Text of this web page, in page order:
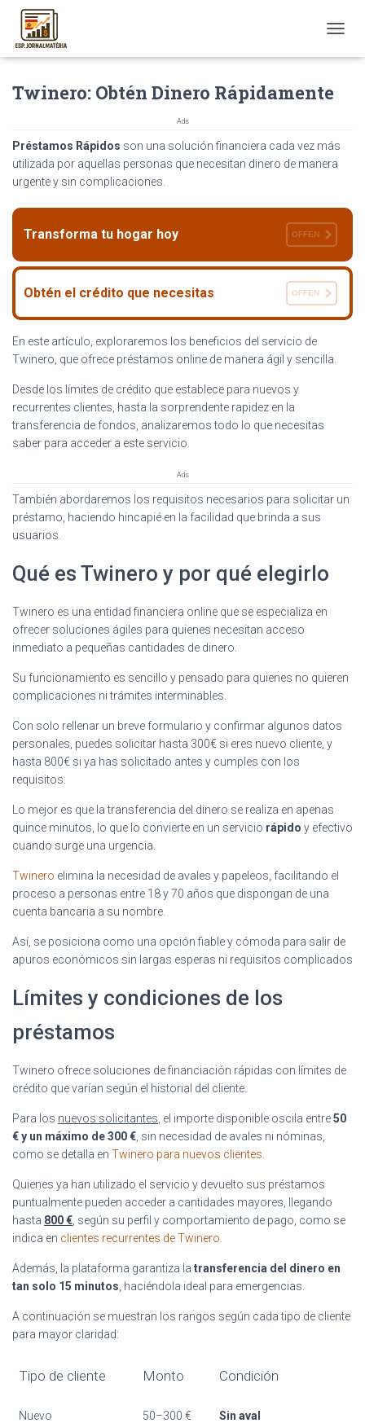
O
A
V
A
T
I
N
Twinero: Obtén Dinero Rápidamente
Ads
Préstamos Rápidos son una solución financiera cada vez más
utilizada por aquellas personas que necesitan dinero de manera
urgente y sin complicaciones.
Transforma tu hogar hoy OFFEN
Obtén el crédito que necesitas OFFEN
En este artículo, exploraremos los beneficios del servicio de
Twinero, que ofrece préstamos online de manera ágil y sencilla.
Desde los límites de crédito que establece para nuevos y
recurrentes clientes, hasta la sorprendente rapidez en la
transferencia de fondos, analizaremos todo lo que necesitas
saber para acceder a este servicio.
Ads
También abordaremos los requisitos necesarios para solicitar un
préstamo, haciendo hincapié en la facilidad que brinda a sus
usuarios.
Qué es Twinero y por qué elegirlo
Twinero es una entidad financiera online que se especializa en
ofrecer soluciones ágiles para quienes necesitan acceso
inmediato a pequeñas cantidades de dinero.
Su funcionamiento es sencillo y pensado para quienes no quieren
complicaciones ni trámites interminables.
Con solo rellenar un breve formulario y confirmar algunos datos
personales, puedes solicitar hasta 300€ si eres nuevo cliente, y
hasta 800€ si ya has solicitado antes y cumples con los
requisitos.
Lo mejor es que la transferencia del dinero se realiza en apenas
quince minutos, lo que lo convierte en un servicio rápido y efectivo
cuando surge una urgencia.
Twinero elimina la necesidad de avales y papeleos, facilitando el
proceso a personas entre 18 y 70 años que dispongan de una
cuenta bancaria a su nombre.
Así, se posiciona como una opción fiable y cómoda para salir de
apuros económicos sin largas esperas ni requisitos complicados
Límites y condiciones de los
préstamos
Twinero ofrece soluciones de financiación rápidas con límites de
crédito que varían según el historial del cliente.
Para los nuevos solicitantes , el importe disponible oscila entre50
€ y un máximo de 300 € , sin necesidad de avales ni nóminas,
como se detalla en Twinero para nuevos clientes
Quienes ya han utilizado el servicio y devuelto sus préstamos
puntualmente pueden acceder a cantidades mayores, llegando
hasta 800 € , según su perfil y comportamiento de pago, como se
indica en clientes recurrentes de Twinero
Además, la plataforma garantiza la transferencia del dinero en
tan solo 15 minutos , haciéndola ideal para emergencias.
A continuación se muestran los rangos según cada tipo de cliente
para mayor claridad:
Tipo de cliente Monto Condición
Nuevo 50–300 € Sin aval